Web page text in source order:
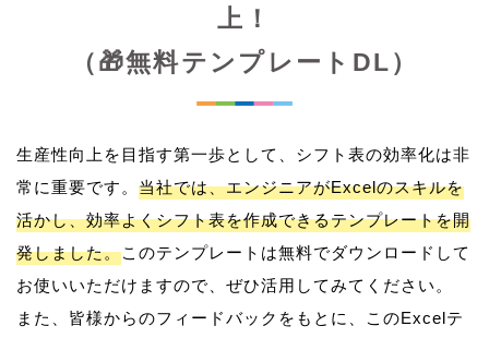
上！
（🎁無料テンプレートDL）
生産性向上を目指す第一歩として、シフト表の効率化は非
常に重要です。 当社では、エンジニアがExcelのスキルを
活かし、効率よくシフト表を作成できるテンプレートを開
発しました。このテンプレートは無料でダウンロードして
お使いいただけますので、ぜひ活用してみてください。
また、皆様からのフィードバックをもとに、このExcelテ